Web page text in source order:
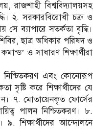
রাজশাহী বিশ্ববিদ্যালয়সহ
২. সরকারবিরোধী চক্র ও
সে ব্যাপারে সতর্কতা বৃদ্ধি।
ছাত্র অধিকার পরিষদ ও
ও সাধারণ শিক্ষার্থীরা
নিশ্চিতকরণ এবং কোনোরূপ
সৃষ্টি করে শিক্ষার্থীদের যে
৭. মোতায়েনকৃত ফোর্সের
পালন নিশ্চিতকরণ। ৮.
৯. শিক্ষার্থীদের আন্দোলনে